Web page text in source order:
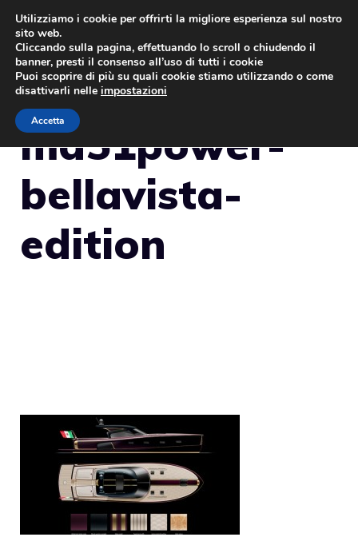
Vai
contenuto
md51power-
bellavista-
edition
Utilizziamo i cookie per offrirti la migliore esperienza sul nostro
sito web.
Cliccando sulla pagina, effettuando lo scroll o chiudendo il
banner, presti il consenso all’uso di tutti i cookie
Puoi scoprire di più su quali cookie stiamo utilizzando o come
disattivarli nelle impostazioni
Accetta